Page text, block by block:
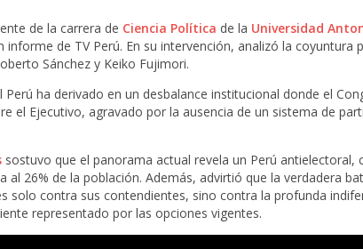
de la carrera de Ciencia Política de la Universidad
informe de TV Perú. En su intervención, analizó la coyuntura
Sánchez y Keiko Fujimori.
Perú ha derivado en un desbalance institucional donde el
el Ejecutivo, agravado por la ausencia de un sistema de
sostuvo que el panorama actual revela un Perú antielectoral,
al 26% de la población. Además, advirtió que la verdadera
solo contra sus contendientes, sino contra la profunda
representado por las opciones vigentes.